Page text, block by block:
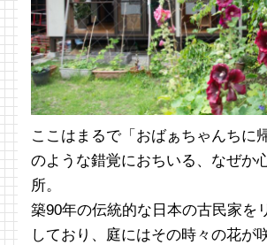
ここはまるで「おばぁちゃんちに
のような錯覚におちいる、なぜか
所。
築90年の伝統的な日本の古民家を
しており、庭にはその時々の花が